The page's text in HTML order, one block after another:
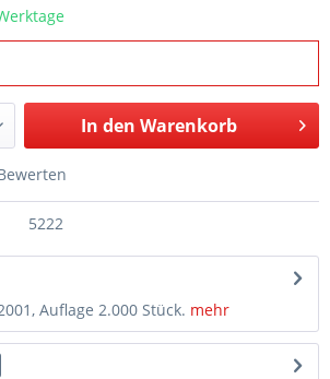
In den Warenkorb
5222
Auflage 2.000 Stück. mehr